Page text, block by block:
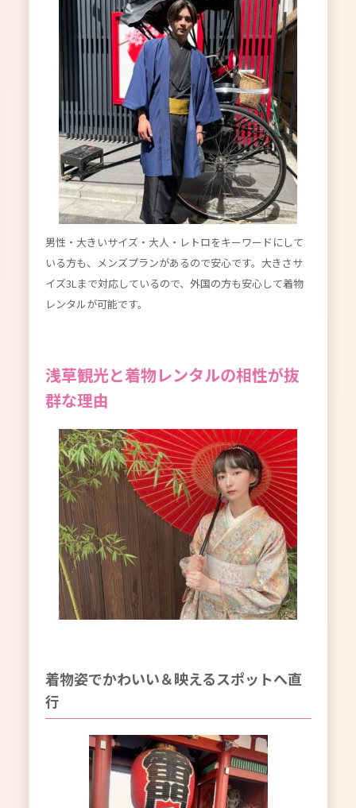
男性・大きいサイズ・大人・レトロをキーワードにして
いる方も、メンズプランがあるので安心です。大きさサ
イズ3Lまで対応しているので、外国の方も安心して着物
レンタルが可能です。
浅草観光と着物レンタルの相性が抜
群な理由
着物姿でかわいい＆映えるスポットへ直
行